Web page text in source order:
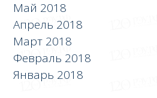
Май 2018
Апрель 2018
Март 2018
Февраль 2018
Январь 2018